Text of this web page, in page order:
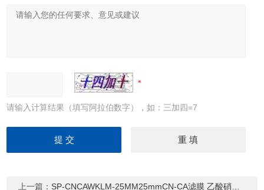
请输入计算结果（填写阿拉伯数字），如：三加四=7
上一篇： SP-CNCAWKLM-25MM25mmCN-CA滤膜 乙酸硝酸水系微孔滤膜